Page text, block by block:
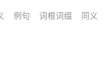
例句 词根词缀 同义词